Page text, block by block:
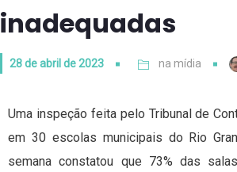
inadequadas
28 de abril de 2023 na mídia
Uma inspeção feita pelo Tribunal de
em 30 escolas municipais do Rio
semana constatou que 73% das